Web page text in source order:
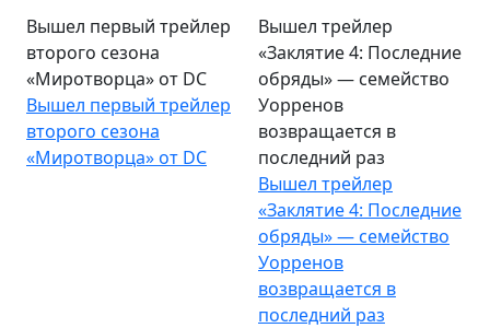
Вышел первый трейлер
второго сезона
«Миротворца» от DC
Вышел первый трейлер
второго сезона
«Миротворца» от DC
Вышел трейлер
«Заклятие 4: Последние
обряды» — семейство
Уорренов
возвращается в
последний раз
Вышел трейлер
«Заклятие 4: Последние
обряды» — семейство
Уорренов
возвращается в
последний раз